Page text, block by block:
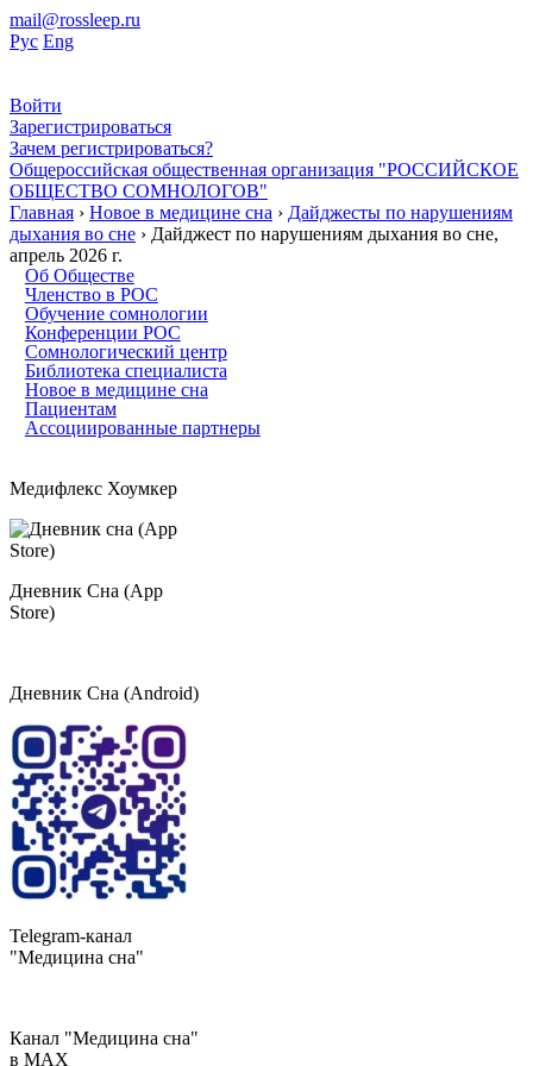
mail@rossleep.ru
Рус Eng
Войти
Зарегистрироваться
Зачем регистрироваться?
Общероссийская общественная организация "РОССИЙСКОЕ
ОБЩЕСТВО СОМНОЛОГОВ"
Главная › Новое в медицине сна › Дайджесты по нарушениям
дыхания во сне › Дайджест по нарушениям дыхания во сне,
апрель 2026 г.
Об Обществе
Членство в РОС
Обучение сомнологии
Конференции РОС
Сомнологический центр
Библиотека специалиста
Новое в медицине сна
Пациентам
Ассоциированные партнеры
Медифлекс Хоумкер
Дневник Сна (App
Store)
Дневник Сна (Android)
Telegram-канал
"Медицина сна"
Канал "Медицина сна"
в МAX